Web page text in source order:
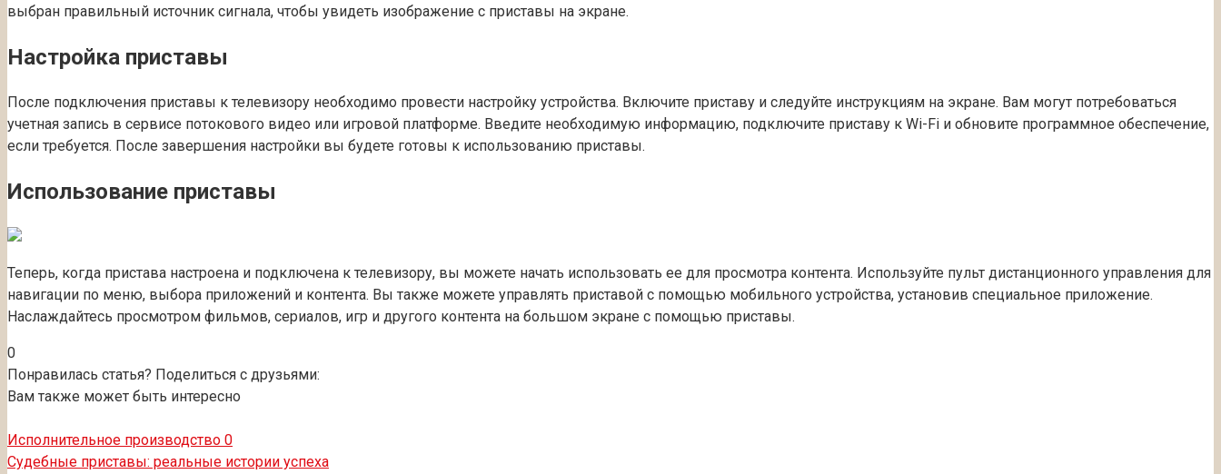
выбран правильный источник сигнала, чтобы увидеть изображение с приставы на экране.
Настройка приставы
После подключения приставы к телевизору необходимо провести настройку устройства. Включите приставу и следуйте инструкциям на экране. Вам могут потребоваться
учетная запись в сервисе потокового видео или игровой платформе. Введите необходимую информацию, подключите приставу к Wi-Fi и обновите программное обеспечение,
если требуется. После завершения настройки вы будете готовы к использованию приставы.
Использование приставы
Теперь, когда пристава настроена и подключена к телевизору, вы можете начать использовать ее для просмотра контента. Используйте пульт дистанционного управления для
навигации по меню, выбора приложений и контента. Вы также можете управлять приставой с помощью мобильного устройства, установив специальное приложение.
Наслаждайтесь просмотром фильмов, сериалов, игр и другого контента на большом экране с помощью приставы.
0
Понравилась статья? Поделиться с друзьями:
Вам также может быть интересно
Исполнительное производство 0
Судебные приставы: реальные истории успеха